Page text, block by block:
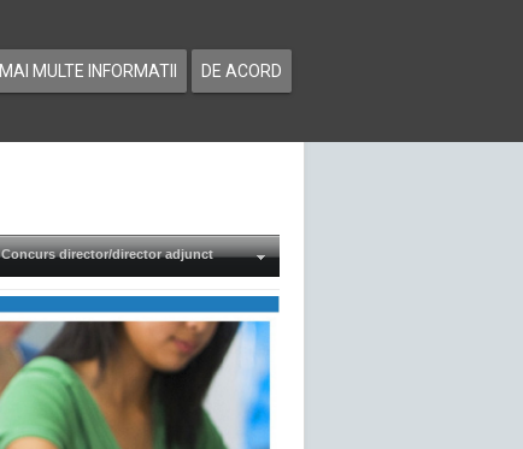
MAI MULTE INFORMATII DE ACORD
Concurs director/director adjunct